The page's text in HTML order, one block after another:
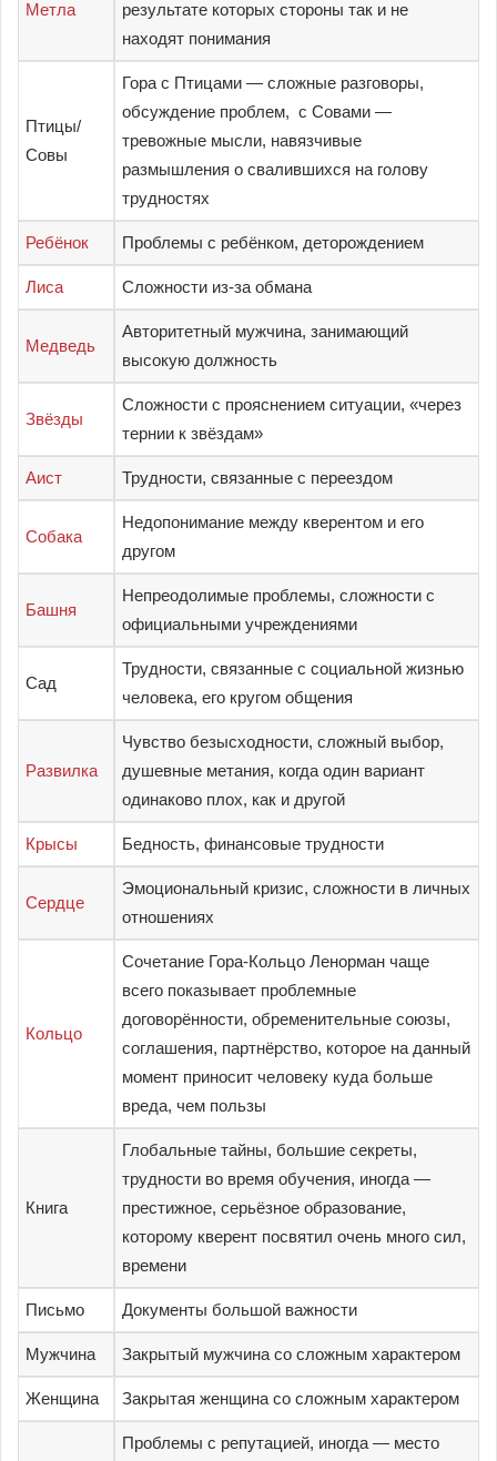
Метла
результате которых стороны так и не
находят понимания
Птицы/
Совы
Гора с Птицами — сложные разговоры,
обсуждение проблем, с Совами —
тревожные мысли, навязчивые
размышления о свалившихся на голову
трудностях
Ребёнок Проблемы с ребёнком, деторождением
Лиса Сложности из-за обмана
Медведь
Авторитетный мужчина, занимающий
высокую должность
Звёзды
Сложности с прояснением ситуации, «через
тернии к звёздам»
Аист Трудности, связанные с переездом
Собака
Недопонимание между кверентом и его
другом
Башня
Непреодолимые проблемы, сложности с
официальными учреждениями
Сад
Трудности, связанные с социальной жизнью
человека, его кругом общения
Развилка
Чувство безысходности, сложный выбор,
душевные метания, когда один вариант
одинаково плох, как и другой
Крысы Бедность, финансовые трудности
Сердце
Эмоциональный кризис, сложности в личных
отношениях
Кольцо
Сочетание Гора-Кольцо Ленорман чаще
всего показывает проблемные
договорённости, обременительные союзы,
соглашения, партнёрство, которое на данный
момент приносит человеку куда больше
вреда, чем пользы
Книга
Глобальные тайны, большие секреты,
трудности во время обучения, иногда —
престижное, серьёзное образование,
которому кверент посвятил очень много сил,
времени
Письмо Документы большой важности
Мужчина Закрытый мужчина со сложным характером
Женщина Закрытая женщина со сложным характером
Проблемы с репутацией, иногда — место